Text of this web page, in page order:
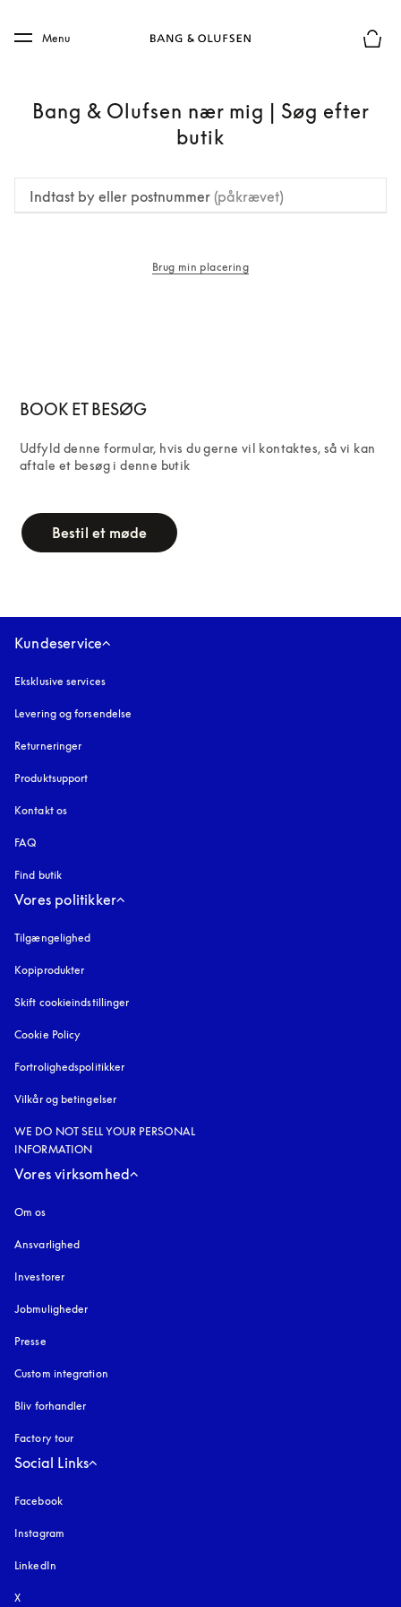
Skip to main footer
Menu
Bang & Olufsen nær mig | Søg efter
butik
Indtast by eller postnummer (påkrævet)
Brug min placering
BOOK ET BESØG
Udfyld denne formular, hvis du gerne vil kontaktes, så vi kan
aftale et besøg i denne butik
Bestil et møde
Kundeservice
Eksklusive services
Levering og forsendelse
Returneringer
Produktsupport
Kontakt os
FAQ
Find butik
Vores politikker
Tilgængelighed
Kopiprodukter
Skift cookieindstillinger
Cookie Policy
Fortrolighedspolitikker
Vilkår og betingelser
WE DO NOT SELL YOUR PERSONAL
INFORMATION
Vores virksomhed
Om os
Ansvarlighed
Investorer
Jobmuligheder
Presse
Custom integration
Bliv forhandler
Factory tour
Social Links
Facebook
Instagram
LinkedIn
X